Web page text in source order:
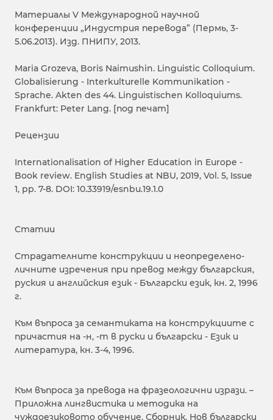
Материалы V Международной научной
конференции „Индустрия перевода” (Пермь, 3-
5.06.2013). Изд. ПНИПУ, 2013.
Maria Grozeva, Boris Naimushin. Linguistic Colloquium.
Globalisierung - Interkulturelle Kommunikation -
Sprache. Akten des 44. Linguistischen Kolloquiums.
Frankfurt: Peter Lang. [под печат]
Рецензии
Internationalisation of Higher Education in Europe -
Book review. English Studies at NBU, 2019, Vol. 5, Issue
1, pp. 7-8. DOI: 10.33919/esnbu.19.1.0
Статии
Страдателните конструкции и неопределено-
личните изречения при превод между българския,
руския и английския език - Български език, кн. 2, 1996
г.
Към въпроса за семантиката на конструкциите с
причастия на -н, -т в руски и български - Език и
литература, кн. 3-4, 1996.
Към въпроса за превода на фразеологични изрази. –
Приложна лингвистика и методика на
чуждоезиковото обучение. Сборник. Нов български